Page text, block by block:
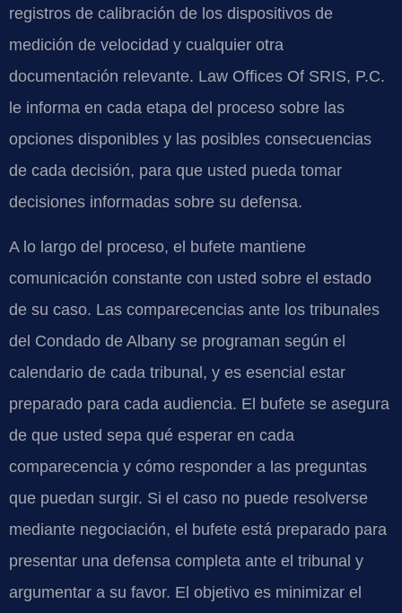
registros de calibración de los dispositivos de
medición de velocidad y cualquier otra
documentación relevante. Law Offices Of SRIS, P.C.
le informa en cada etapa del proceso sobre las
opciones disponibles y las posibles consecuencias
de cada decisión, para que usted pueda tomar
decisiones informadas sobre su defensa.
A lo largo del proceso, el bufete mantiene
comunicación constante con usted sobre el estado
de su caso. Las comparecencias ante los tribunales
del Condado de Albany se programan según el
calendario de cada tribunal, y es esencial estar
preparado para cada audiencia. El bufete se asegura
de que usted sepa qué esperar en cada
comparecencia y cómo responder a las preguntas
que puedan surgir. Si el caso no puede resolverse
mediante negociación, el bufete está preparado para
presentar una defensa completa ante el tribunal y
argumentar a su favor. El objetivo es minimizar el